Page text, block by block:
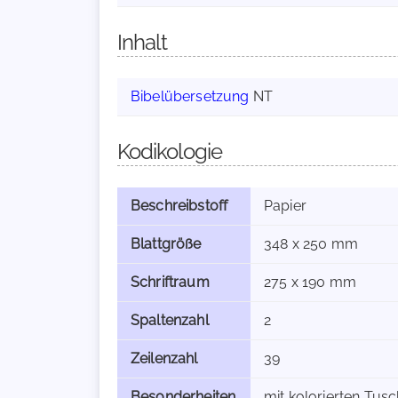
Inhalt
Bibelübersetzung NT
Kodikologie
Beschreibstoff Papier
Blattgröße 348 x 250 mm
Schriftraum 275 x 190 mm
Spaltenzahl 2
Zeilenzahl 39